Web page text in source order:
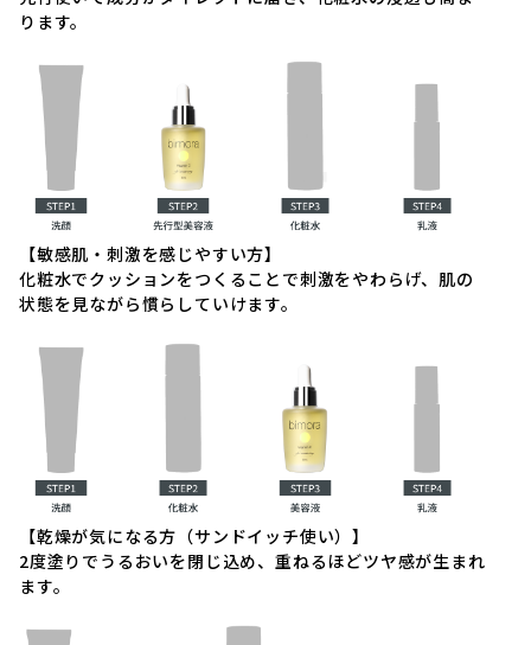
ります。
【敏感肌・刺激を感じやすい方】
化粧水でクッションをつくることで刺激をやわらげ、肌の
状態を見ながら慣らしていけます。
【乾燥が気になる方（サンドイッチ使い）】
2度塗りでうるおいを閉じ込め、重ねるほどツヤ感が生まれ
ます。